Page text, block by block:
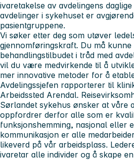
ivaretakelse av avdelingens
avdelinger i sykehuset er
pasientgruppene.
Vi søker etter deg som utøver
gjennomføringskraft. Du må
behandlingstilbudet i tråd med
vil du være medvirkende til å
mer innovative metoder for å
Avdelingssjefen rapporterer til
Arbeidssted Arendal.
Sørlandet sykehus ønsker at våre
oppfordrer derfor alle som er
funksjonshemming, nasjonal eller
kommunikasjon er alle
likeverd på vår arbeidsplass.
ivaretar alle individer og å skape